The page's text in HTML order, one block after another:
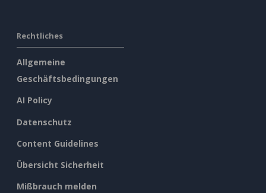
Rechtliches
Allgemeine
Geschäftsbedingungen
AI Policy
Datenschutz
Content Guidelines
Übersicht Sicherheit
Mißbrauch melden